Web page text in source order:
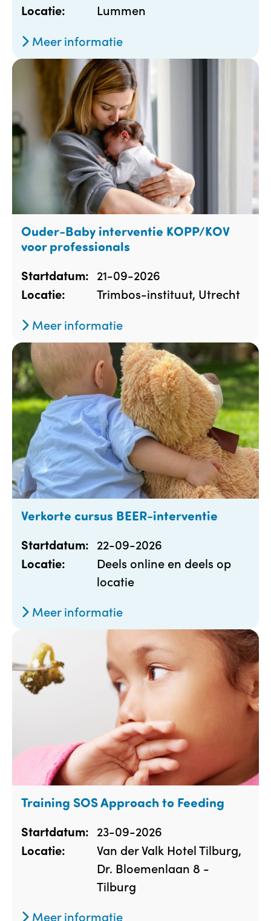
Locatie:
Lummen
Meer informatie
Ouder-Baby interventie KOPP/KOV
voor professionals
Startdatum: 21-09-2026
Locatie:
Trimbos-instituut, Utrecht
Meer informatie
Verkorte cursus BEER-interventie
Startdatum: 22-09-2026
Locatie:
Deels online en deels op
locatie
Meer informatie
Training SOS Approach to Feeding
Startdatum: 23-09-2026
Locatie:
Van der Valk Hotel Tilburg,
Dr. Bloemenlaan 8 -
Tilburg
Meer informatie